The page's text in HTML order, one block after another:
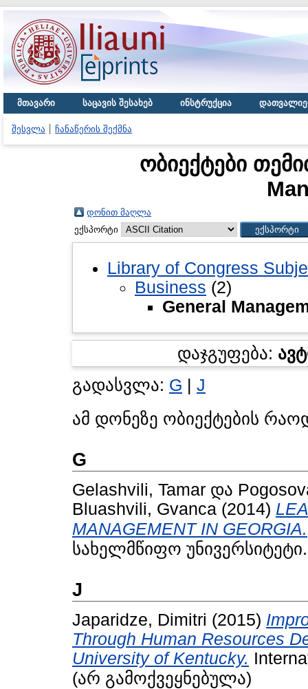
მთავარი საცავის შესახებ ინსტრუქცია
შესვლა ჩანაწერის შექმნა
ობიექტები
დონით მაღლა
ექსპორტი
Library of Congress
Business (2)
General
დაჯგუფება:
გადასვლა: G | J
ამ დონეზე ობიექტების
G
Gelashvili, Tamar და
Bluashvili, Gvanca (2014)
MANAGEMENT IN GEORGIA.
სახელმწიფო უნივერსიტეტი.
J
Japaridze, Dimitri (2015)
Through Human Resources
University of Kentucky.
(არ გამოქვეყნებულა)